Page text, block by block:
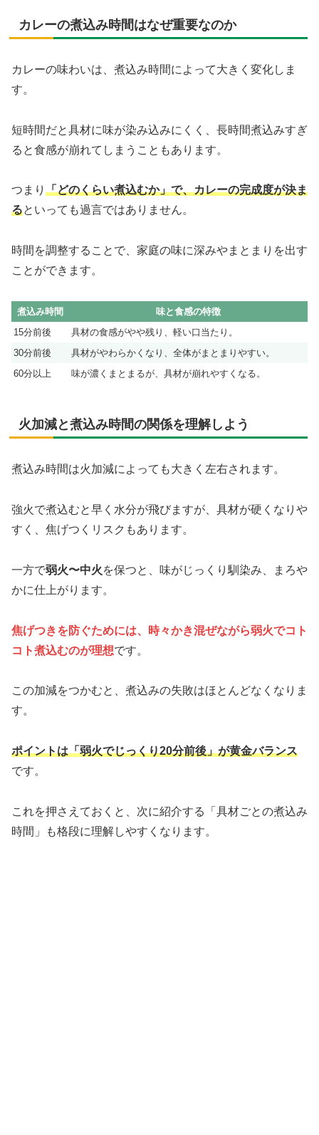
カレーの煮込み時間はなぜ重要なのか
カレーの味わいは、煮込み時間によって大きく変化しま
す。
短時間だと具材に味が染み込みにくく、長時間煮込みすぎ
ると食感が崩れてしまうこともあります。
つまり 「どのくらい煮込むか」で、カレーの完成度が決ま
るといっても過言ではありません。
時間を調整することで、家庭の味に深みやまとまりを出す
ことができます。
煮込み時間
味と食感の特徴
15分前後
具材の食感がやや残り、軽い口当たり。
30分前後
具材がやわらかくなり、全体がまとまりやすい。
60分以上
味が濃くまとまるが、具材が崩れやすくなる。
火加減と煮込み時間の関係を理解しよう
煮込み時間は火加減によっても大きく左右されます。
強火で煮込むと早く水分が飛びますが、具材が硬くなりや
すく、焦げつくリスクもあります。
一方で弱火〜中火を保つと、味がじっくり馴染み、まろや
かに仕上がります。
焦げつきを防ぐためには、時々かき混ぜながら弱火でコト
コト煮込むのが理想です。
この加減をつかむと、煮込みの失敗はほとんどなくなりま
す。
ポイントは「弱火でじっくり20分前後」が黄金バランス
です。
これを押さえておくと、次に紹介する「具材ごとの煮込み
時間」も格段に理解しやすくなります。